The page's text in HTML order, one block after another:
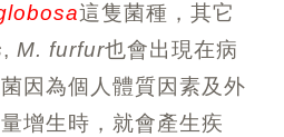
這隻菌種，其它
, M. furfur也會出現在病
因為個人體質因素及外
增生時，就會產生疾